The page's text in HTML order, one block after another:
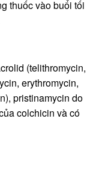
thuốc vào buổi tối
(telithromycin,
erythromycin,
pristinamycin do
colchicin và có